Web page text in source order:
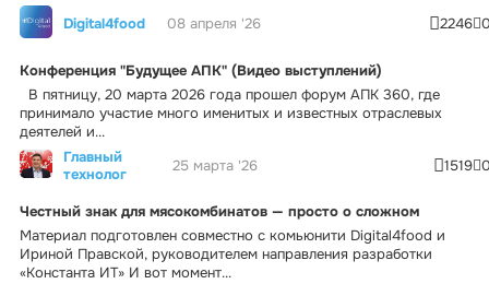
Digital4food 08 апреля '26 2246
Конференция "Будущее АПК" (Видео выступлений)
В пятницу, 20 марта 2026 года прошел форум АПК 360, где
принимало участие много именитых и известных отраслевых
деятелей и...
Главный
технолог
25 марта '26 1519
Честный знак для мясокомбинатов — просто о сложном
Материал подготовлен совместно с комьюнити Digital4food и
Ириной Правской, руководителем направления разработки
«Константа ИТ» И вот момент...